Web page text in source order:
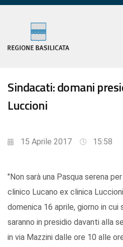
Sindacati: domani
Luccioni
15 Aprile 2017 15:58
"Non sarà una Pasqua serena
clinico Lucano ex clinica
domenica 16 aprile, giorno in cui
saranno in presidio davanti alla
in via Mazzini dalle ore 10 alle